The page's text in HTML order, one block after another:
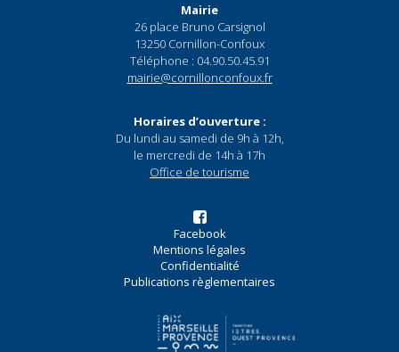
Mairie
26 place Bruno Carsignol
13250 Cornillon-Confoux
Téléphone : 04.90.50.45.91
mairie@cornillonconfoux.fr
Horaires d’ouverture :
Du lundi au samedi de 9h à 12h,
le mercredi de 14h à 17h
Office de tourisme
Facebook
Mentions légales
Confidentialité
Publications règlementaires